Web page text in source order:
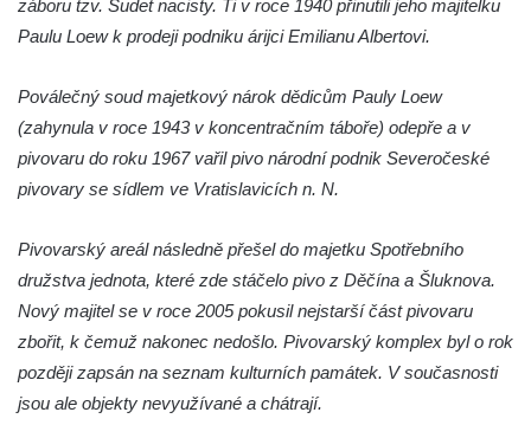
záboru tzv. Sudet nacisty. Ti v roce 1940 přinutili jeho majitelku
Paulu Loew k prodeji podniku árijci Emilianu Albertovi.
Poválečný soud majetkový nárok dědicům Pauly Loew
(zahynula v roce 1943 v koncentračním táboře) odepře a v
pivovaru do roku 1967 vařil pivo národní podnik Severočeské
pivovary se sídlem ve Vratislavicích n. N.
Pivovarský areál následně přešel do majetku Spotřebního
družstva jednota, které zde stáčelo pivo z Děčína a Šluknova.
Nový majitel se v roce 2005 pokusil nejstarší část pivovaru
zbořit, k čemuž nakonec nedošlo. Pivovarský komplex byl o rok
později zapsán na seznam kulturních památek. V současnosti
jsou ale objekty nevyužívané a chátrají.